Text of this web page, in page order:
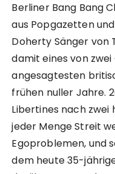
Berliner Bang Bang
aus Popgazetten
Doherty Sänger von
damit eines von
angesagtesten
frühen nuller Jahre.
Libertines nach
jeder Menge Streit
Egoproblemen, und
dem heute 35-